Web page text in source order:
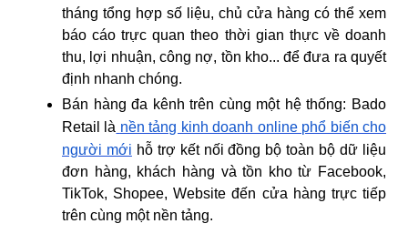
tháng tổng hợp số liệu, chủ cửa hàng có thể xem
báo cáo trực quan theo thời gian thực về doanh
thu, lợi nhuận, công nợ, tồn kho... để đưa ra quyết
định nhanh chóng.
Bán hàng đa kênh trên cùng một hệ thống: Bado
Retail là nền tảng kinh doanh online phổ biến cho
người mới hỗ trợ kết nối đồng bộ toàn bộ dữ liệu
đơn hàng, khách hàng và tồn kho từ Facebook,
TikTok, Shopee, Website đến cửa hàng trực tiếp
trên cùng một nền tảng.